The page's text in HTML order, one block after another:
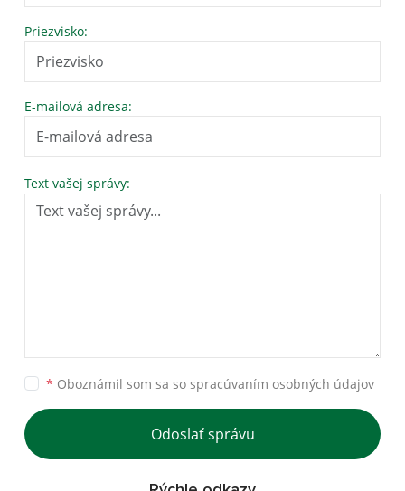
Priezvisko:
E-mailová adresa:
Text vašej správy:
* Oboznámil som sa so spracúvaním osobných údajov
Odoslať správu